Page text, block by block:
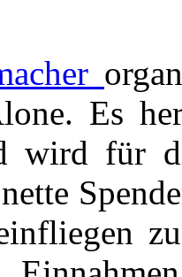
Es
wird für